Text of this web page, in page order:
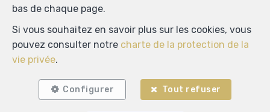
bas de chaque page.
Si vous souhaitez en savoir plus sur les cookies, vous
pouvez consulter notre charte de la protection de la
vie privée.
Configurer Tout refuser